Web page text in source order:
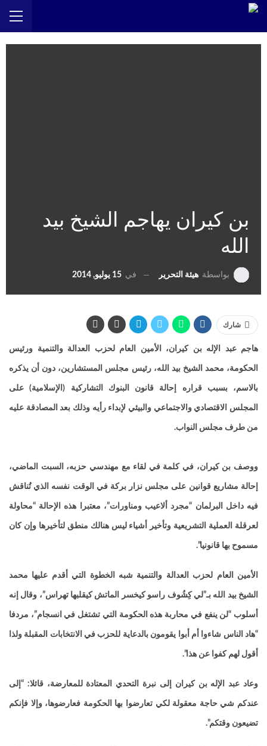
بن كيران يهاجم الشيخ بيد
الله
بواسطة هيئة التحرير في 15 يوليو, 2014
شارك
هاجم عبد الإله بن كيران، الأمين العام لحزب العدالة والتنمية ورئيس
الحكومة، محمد الشيخ بيد الله، رئيس مجلس المستشارين، دون أن يذكره
بالاسم، بسبب قراره إحالة قانون البنوك التشاركية (الإسلامية) على
المجلس الاقتصادي والاجتماعي والبيئي لإبداء رأيه وذلك بعد المصادقة عليه
من طرف مجلس النواب.
ووصف بن كيران، في كلمة في لقاء مع مهندسي حزبه، السبت الماضي،
إحالة مشاريع قوانين على مجلس نزار بركة في الوقت نفسه الذي تُناقش
فيه داخل البرلمان “مجرد ألاعيب ومناورات”، معتبرا هذه الإحالة “محاولة
لعرقلة العملية التشريعية وتأخير أشياء ليس هنالك منطق لتأخيرها وإن كان
مسموح بها قانونيا”.
الأمين العام لحزب العدالة والتنمية شبه الخطوة التي أقدم عليها محمد
الشيخ بيد الله بـ”لي كِشُوف راسو كيخسر الماتش كيقلبها تهراس”، وقال إنه
أسلوب “لن ينفع في محاربة هذه الحكومة التي تشتغل في انسجام”، مردفا
“هاد الناس شاءوا أم أبوا يقومون بالدعاية للحزب في الانتخابات المقبلة ولذا
أقول لهم كفوا عن هذا”.
وعاد عبد الإله بن كيران إلى نبرة التحدي المعتادة للمعارضة، قائلا: “إلى
عندكم شي حاجة معقولة لكي تعارضوا بها الحكومة فعارضوها، وإلا فإنكم
تضيعون وقتكم”.